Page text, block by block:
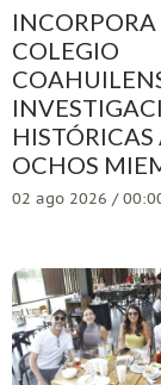
INCORPORA
COLEGIO
HISTÓRICAS
OCHOS
02 ago 2026 /